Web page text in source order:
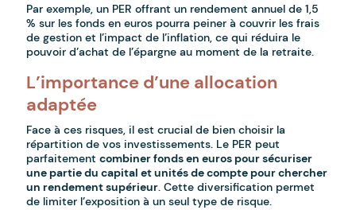
Par exemple, un PER offrant un rendement annuel de 1,5
% sur les fonds en euros pourra peiner à couvrir les frais
de gestion et l’impact de l’inflation, ce qui réduira le
pouvoir d’achat de l’épargne au moment de la retraite.
L’importance d’une allocation
adaptée
Face à ces risques, il est crucial de bien choisir la
répartition de vos investissements. Le PER peut
parfaitementcombiner fonds en euros pour sécuriser
une partie du capital et unités de compte pour chercher
un rendement supérieur. Cette diversification permet
de limiter l’exposition à un seul type de risque.